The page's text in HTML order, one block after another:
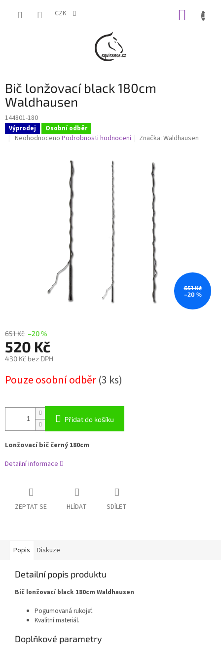
CZK
Bič lonžovací black 180cm
Waldhausen
144801-180
Výprodej Osobní odběr
Průměrné
Neohodnoceno Podrobnosti hodnocení Značka:Waldhausen
651 Kč
–20 %
651 Kč –20 %
520 Kč
430 Kč bez DPH
cena:
Pouze osobní odběr(3 ks)
Přidat do košíku
Lonžovací bič černý 180cm
Detailní informace
ZEPTAT SE HLÍDAT SDÍLET
Popis Diskuze
Detailní popis produktu
Bič lonžovací black 180cm Waldhausen
Pogumovaná rukojeť.
Kvalitní materiál.
Doplňkové parametry